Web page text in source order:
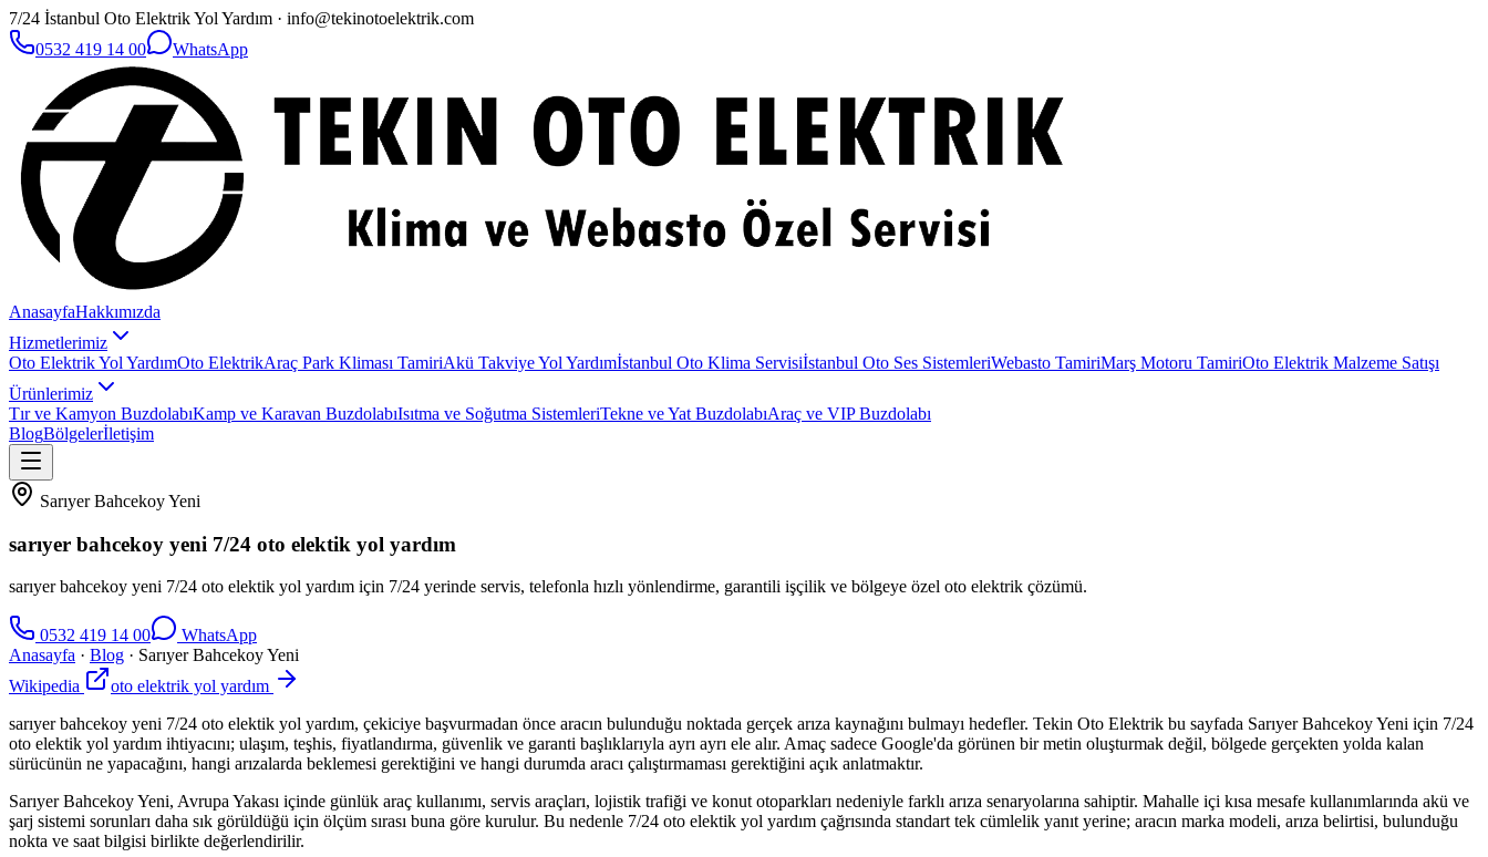
7/24 İstanbul Oto Elektrik Yol Yardım · info@tekinotoelektrik.com
0532 419 14 00
WhatsApp
AnasayfaHakkımızda
Hizmetlerimiz
Oto Elektrik Yol YardımOto ElektrikAraç Park Kliması TamiriAkü Takviye Yol Yardımİstanbul Oto Klima Servisiİstanbul Oto Ses SistemleriWebasto TamiriMarş Motoru TamiriOto Elektrik Malzeme Satışı
Ürünlerimiz
Tır ve Kamyon BuzdolabıKamp ve Karavan BuzdolabıIsıtma ve Soğutma SistemleriTekne ve Yat BuzdolabıAraç ve VIP Buzdolabı
BlogBölgelerİletişim
Sarıyer Bahcekoy Yeni
sarıyer bahcekoy yeni 7/24 oto elektik yol yardım
sarıyer bahcekoy yeni 7/24 oto elektik yol yardım için 7/24 yerinde servis, telefonla hızlı yönlendirme, garantili işçilik ve bölgeye özel oto elektrik çözümü.
0532 419 14 00
WhatsApp
Anasayfa · Blog · Sarıyer Bahcekoy Yeni
Wikipedia
oto elektrik yol yardım
sarıyer bahcekoy yeni 7/24 oto elektik yol yardım, çekiciye başvurmadan önce aracın bulunduğu noktada gerçek arıza kaynağını bulmayı hedefler. Tekin Oto Elektrik bu sayfada Sarıyer Bahcekoy Yeni için 7/24
oto elektik yol yardım ihtiyacını; ulaşım, teşhis, fiyatlandırma, güvenlik ve garanti başlıklarıyla ayrı ayrı ele alır. Amaç sadece Google'da görünen bir metin oluşturmak değil, bölgede gerçekten yolda kalan
sürücünün ne yapacağını, hangi arızalarda beklemesi gerektiğini ve hangi durumda aracı çalıştırmaması gerektiğini açık anlatmaktır.
Sarıyer Bahcekoy Yeni, Avrupa Yakası içinde günlük araç kullanımı, servis araçları, lojistik trafiği ve konut otoparkları nedeniyle farklı arıza senaryolarına sahiptir. Mahalle içi kısa mesafe kullanımlarında akü ve
şarj sistemi sorunları daha sık görüldüğü için ölçüm sırası buna göre kurulur. Bu nedenle 7/24 oto elektik yol yardım çağrısında standart tek cümlelik yanıt yerine; aracın marka modeli, arıza belirtisi, bulunduğu
nokta ve saat bilgisi birlikte değerlendirilir.